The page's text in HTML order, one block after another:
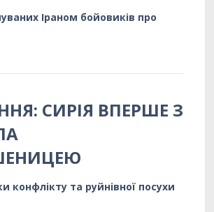
Іраном бойовиків про
СИРІЯ ВПЕРШЕ З
конфлікту та руйнівної посухи